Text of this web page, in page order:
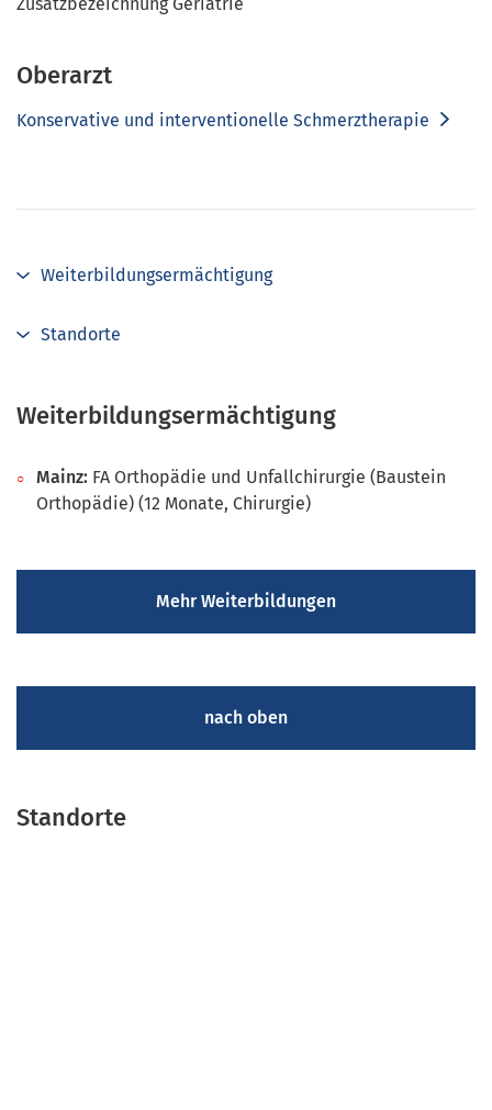
Zusatzbezeichnung Geriatrie
Oberarzt
Konservative und interventionelle Schmerztherapie
Weiterbildungsermächtigung
Standorte
Weiterbildungsermächtigung
Mainz: FA Orthopädie und Unfallchirurgie (Baustein
Orthopädie) (12 Monate, Chirurgie)
Mehr Weiterbildungen
nach oben
Standorte